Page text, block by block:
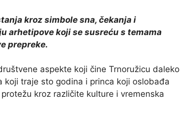
kroz simbole sna, čekanja i
arhetipove koji se susreću s temama
prepreke.
aspekte koji čine Trnoružicu daleko
traje sto godina i princa koji oslobađa
kroz različite kulture i vremenska